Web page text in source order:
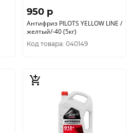
950 p
Антифриз PILOTS YELLOW LINE /
желтый/-40 (5кг)
Код товара: 040149